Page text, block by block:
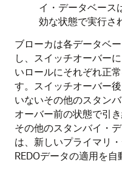
イ・データベース
効な状態で実行さ
ブローカは各データベ
し、スイッチオーバー
いロールにそれぞれ正
す。スイッチオーバー
いないその他のスタン
オーバー前の状態で引
その他のスタンバイ・
は、新しいプライマリ
REDOデータの適用を自